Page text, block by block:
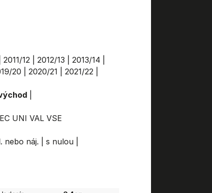
2011/12| 2012/13 2013/14
20 2020/21 2021/22|
|
UNI VAL VSE
nebo náj. s nulou|